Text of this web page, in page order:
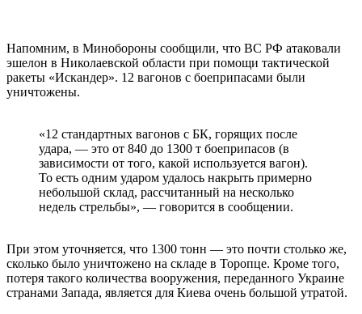
Напомним, в Минобороны сообщили, что ВС РФ атаковали
эшелон в Николаевской области при помощи тактической
ракеты «Искандер». 12 вагонов с боеприпасами были
уничтожены.
«12 стандартных вагонов с БК, горящих после
удара, — это от 840 до 1300 т боеприпасов (в
зависимости от того, какой используется вагон).
То есть одним ударом удалось накрыть примерно
небольшой склад, рассчитанный на несколько
недель стрельбы», — говорится в сообщении.
При этом уточняется, что 1300 тонн — это почти столько же,
сколько было уничтожено на складе в Торопце. Кроме того,
потеря такого количества вооружения, переданного Украине
странами Запада, является для Киева очень большой утратой.